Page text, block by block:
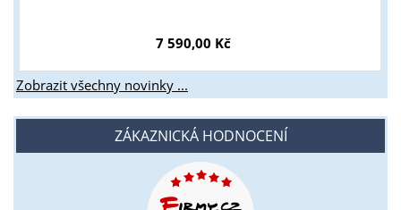
7 590,00 Kč
Zobrazit všechny novinky ...
ZÁKAZNICKÁ HODNOCENÍ